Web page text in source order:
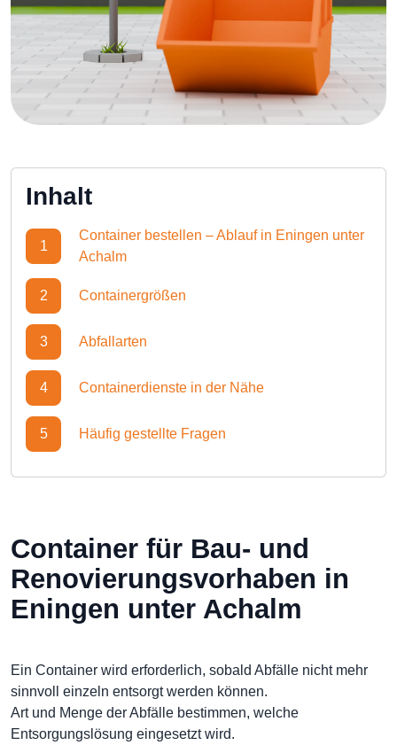
Inhalt
1
Container bestellen – Ablauf in Eningen unter
Achalm
2 Containergrößen
3 Abfallarten
4 Containerdienste in der Nähe
5 Häufig gestellte Fragen
Container für Bau- und
Renovierungsvorhaben in
Eningen unter Achalm
Ein Container wird erforderlich, sobald Abfälle nicht mehr
sinnvoll einzeln entsorgt werden können.
Art und Menge der Abfälle bestimmen, welche
Entsorgungslösung eingesetzt wird.